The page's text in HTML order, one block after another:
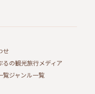
せ
るの観光旅行メディア
覧ジャンル一覧